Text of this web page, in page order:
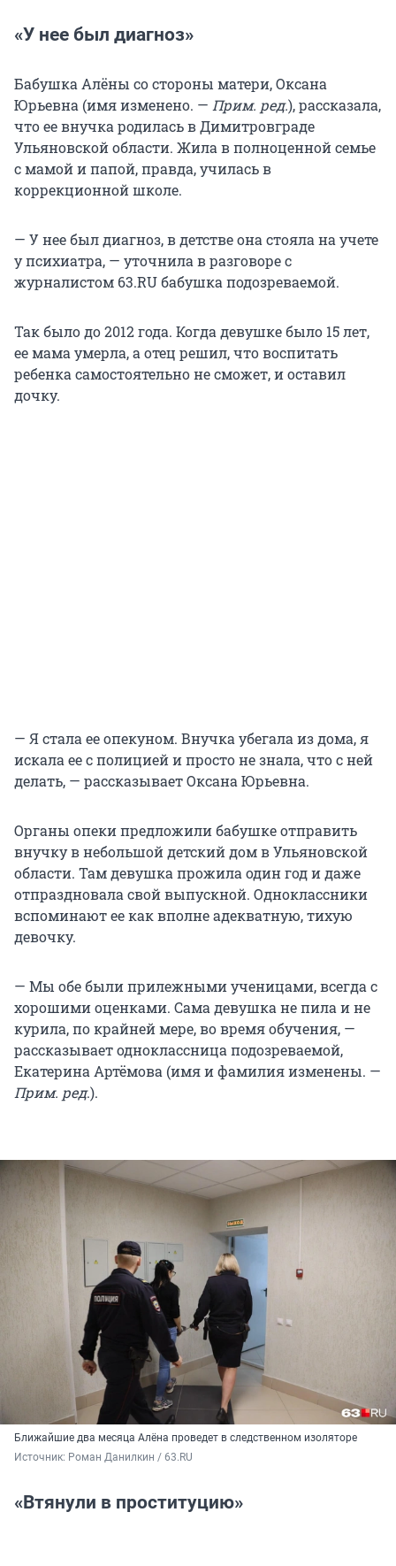
«У нее был диагноз»
Бабушка Алёны со стороны матери, Оксана
Юрьевна (имя изменено. — Прим. ред.), рассказала,
что ее внучка родилась в Димитровграде
Ульяновской области. Жила в полноценной семье
с мамой и папой, правда, училась в
коррекционной школе.
— У нее был диагноз, в детстве она стояла на учете
у психиатра, — уточнила в разговоре с
журналистом 63.RU бабушка подозреваемой.
Так было до 2012 года. Когда девушке было 15 лет,
ее мама умерла, а отец решил, что воспитать
ребенка самостоятельно не сможет, и оставил
дочку.
— Я стала ее опекуном. Внучка убегала из дома, я
искала ее с полицией и просто не знала, что с ней
делать, — рассказывает Оксана Юрьевна.
Органы опеки предложили бабушке отправить
внучку в небольшой детский дом в Ульяновской
области. Там девушка прожила один год и даже
отпраздновала свой выпускной. Одноклассники
вспоминают ее как вполне адекватную, тихую
девочку.
— Мы обе были прилежными ученицами, всегда с
хорошими оценками. Сама девушка не пила и не
курила, по крайней мере, во время обучения, —
рассказывает одноклассница подозреваемой,
Екатерина Артёмова (имя и фамилия изменены. —
Прим. ред.).
Ближайшие два месяца Алёна проведет в следственном изоляторе
Источник: Роман Данилкин / 63.RU
«Втянули в проституцию»